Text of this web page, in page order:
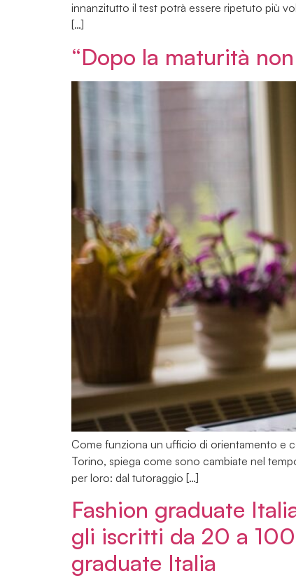
innanzitutto il test potrà essere ripetuto più
[…]
“Dopo la maturità
Come funziona un ufficio di orientamento e
Torino, spiega come sono cambiate nel
per loro: dal tutoraggio […]
Fashion graduate
gli iscritti da 20 a
graduate Italia